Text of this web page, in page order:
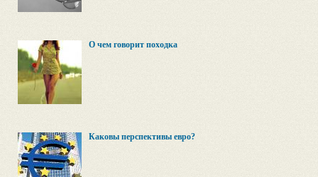
О чем говорит походка
Каковы перспективы евро?